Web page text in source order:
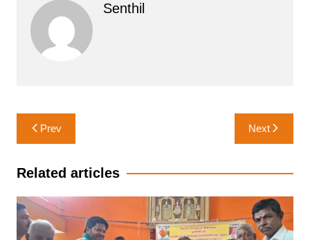
Senthil
Post
navigation
Prev Next
Related articles